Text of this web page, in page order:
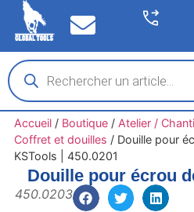
Accueil/ Boutique/ Atelier /
Coffret et douilles / Douille pour
KSTools | 450.0201
Douille pour écrou
450.0203